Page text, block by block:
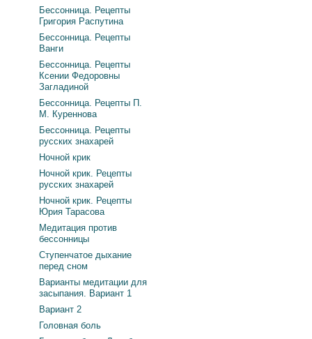
Бессонница. Рецепты
Григория Распутина
Бессонница. Рецепты
Ванги
Бессонница. Рецепты
Ксении Федоровны
Загладиной
Бессонница. Рецепты П.
М. Куреннова
Бессонница. Рецепты
русских знахарей
Ночной крик
Ночной крик. Рецепты
русских знахарей
Ночной крик. Рецепты
Юрия Тарасова
Медитация против
бессонницы
Ступенчатое дыхание
перед сном
Варианты медитации для
засыпания. Вариант 1
Вариант 2
Головная боль